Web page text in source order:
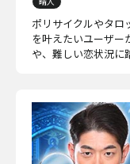
ポリサイクルやタロ
を叶えたいユーザー
や、難しい恋状況に